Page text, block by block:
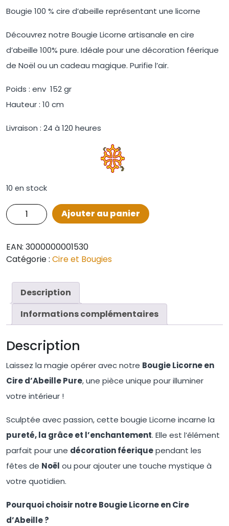
Bougie 100 % cire d’abeille représentant une licorne
Découvrez notre Bougie Licorne artisanale en cire
d’abeille 100% pure. Idéale pour une décoration féerique
de Noël ou un cadeau magique. Purifie l’air.
Poids : env 152 gr
Hauteur : 10 cm
Livraison : 24 à 120 heures
10 en stock
Ajouter au panier
EAN: 3000000001530
Catégorie : Cire et Bougies
Description
Informations complémentaires
Description
Laissez la magie opérer avec notre Bougie Licorne en
Cire d’Abeille Pure, une pièce unique pour illuminer
votre intérieur !
Sculptée avec passion, cette bougie Licorne incarne la
pureté, la grâce et l’enchantement. Elle est l’élément
parfait pour une décoration féeriquependant les
fêtes de Noël ou pour ajouter une touche mystique à
votre quotidien.
Pourquoi choisir notre Bougie Licorne en Cire
d’Abeille ?